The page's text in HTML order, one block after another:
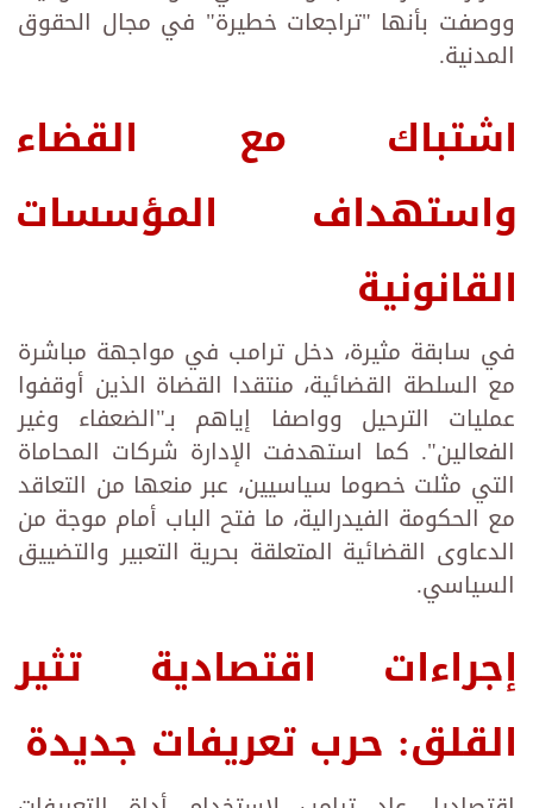
ووصفت بأنها "تراجعات خطيرة" في مجال الحقوق
المدنية.
اشتباك مع القضاء
واستهداف المؤسسات
القانونية
في سابقة مثيرة، دخل ترامب في مواجهة مباشرة
مع السلطة القضائية، منتقدا القضاة الذين أوقفوا
عمليات الترحيل وواصفا إياهم بـ"الضعفاء وغير
الفعالين". كما استهدفت الإدارة شركات المحاماة
التي مثلت خصوما سياسيين، عبر منعها من التعاقد
مع الحكومة الفيدرالية، ما فتح الباب أمام موجة من
الدعاوى القضائية المتعلقة بحرية التعبير والتضييق
السياسي.
إجراءات اقتصادية تثير
القلق: حرب تعريفات جديدة